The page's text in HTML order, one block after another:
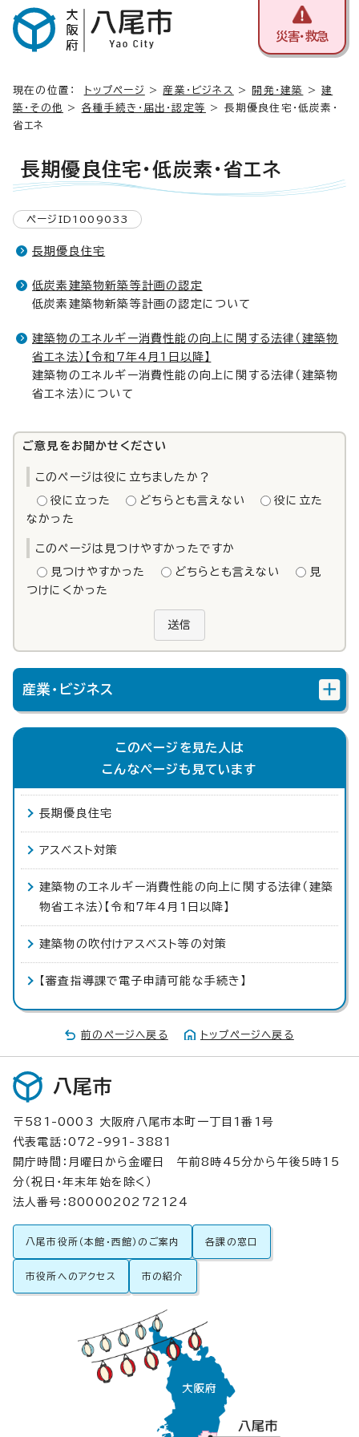
災害・救急
現在の位置： トップページ > 産業・ビジネス > 開発・建築 >建
築・その他
> 各種手続き・届出・認定等
> 長期優良住宅・低炭素・
省エネ
長期優良住宅・低炭素・省エネ
ページID1009033
長期優良住宅
低炭素建築物新築等計画の認定
低炭素建築物新築等計画の認定について
建築物のエネルギー消費性能の向上に関する法律（建築物
省エネ法）【令和7年4月1日以降】
建築物のエネルギー消費性能の向上に関する法律（建築物
省エネ法）について
ご意見をお聞かせください
このページは役に立ちましたか？
役に立った どちらとも言えない
役に立た
なかった
このページは見つけやすかったですか
見つけやすかった どちらとも言えない
見
つけにくかった
送信
産業・ビジネス
このページを見た人は
こんなページも見ています
長期優良住宅
アスベスト対策
建築物のエネルギー消費性能の向上に関する法律（建築
物省エネ法）【令和7年4月1日以降】
建築物の吹付けアスベスト等の対策
【審査指導課で電子申請可能な手続き】
前のページへ戻る トップページへ戻る
八尾市
〒581-0003 大阪府八尾市本町一丁目1番1号
代表電話：072-991-3881
開庁時間：月曜日から金曜日 午前8時45分から午後5時15
分（祝日・年末年始を除く）
法人番号：8000020272124
八尾市役所（本館・西館）のご案内 各課の窓口
市役所へのアクセス 市の紹介